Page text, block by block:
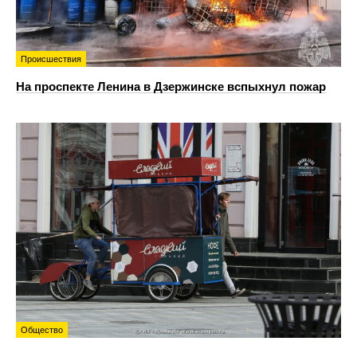
Происшествия
На проспекте Ленина в Дзержинске вспыхнул пожар
Общество